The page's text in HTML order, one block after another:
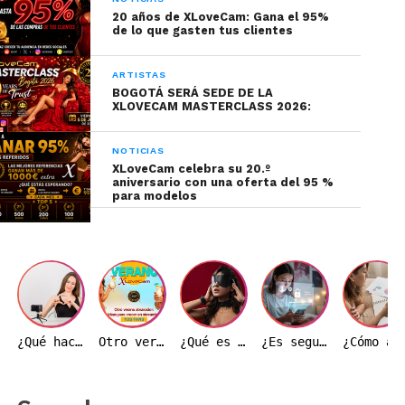
20 años de XLoveCam: Gana el 95%
de lo que gasten tus clientes
ARTISTAS
BOGOTÁ SERÁ SEDE DE LA
XLOVECAM MASTERCLASS 2026:
NOTICIAS
XLoveCam celebra su 20.º
aniversario con una oferta del 95 %
para modelos
¿Qué hace realmente una modelo webcam durante una transmisión? Otro verano ardiente: Ideas de transmisión para hacer crecer tu base de fans ¿Qué es el BDSM y por qué es importante entenderlo correctamente? ¿Es seguro trabajar como modelo webcam en Colombia?